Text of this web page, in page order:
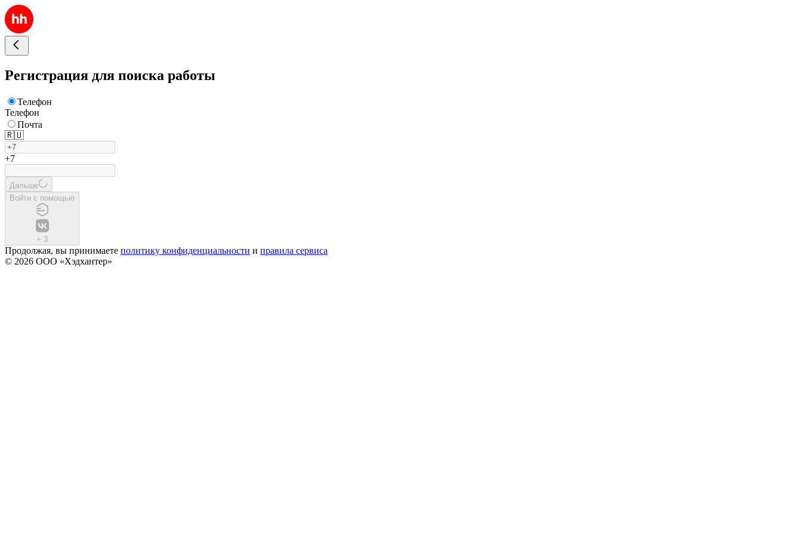
Регистрация для поиска работы
Телефон
Телефон
Почта
🇷🇺
+7
Дальше
Войти с помощью
+ 3
Продолжая, вы принимаете политику конфиденциальности и правила сервиса
© 2026 ООО «Хэдхантер»